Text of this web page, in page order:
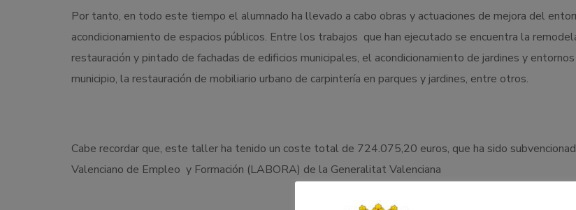
Por tanto, en todo este tiempo el alumnado ha llevado a cabo obras y actuaciones de mejora del
acondicionamiento de espacios públicos. Entre los trabajos que han ejecutado se encuentra la
restauración y pintado de fachadas de edificios municipales, el acondicionamiento de jardines y
municipio, la restauración de mobiliario urbano de carpintería en parques y jardines, entre otros.
Cabe recordar que, este taller ha tenido un coste total de 724.075,20 euros, que ha sido
Valenciano de Empleo y Formación (LABORA) de la Generalitat Valenciana